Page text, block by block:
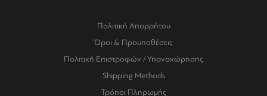
Πολιτική Απορρήτου
Όροι & Προυποθέσεις
Πολιτική Επιστροφών / Υπαναχώρησης
Shipping Methods
Τρόποι Πληρωμής